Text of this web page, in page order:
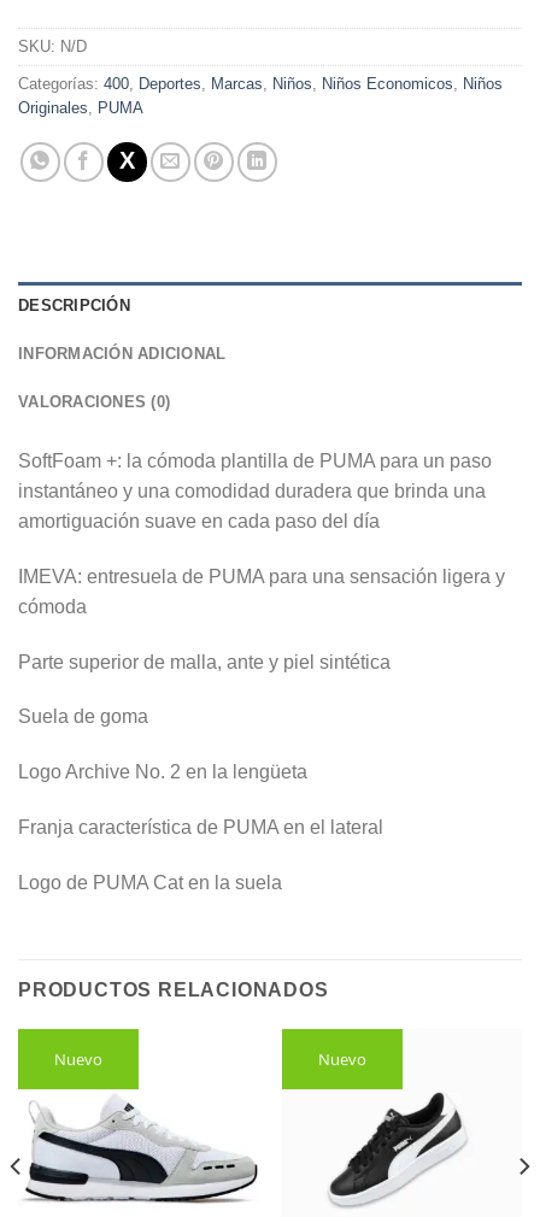
SKU: N/D
Categorías: 400, Deportes, Marcas, Niños, Niños Economicos, Niños
Originales, PUMA
DESCRIPCIÓN
INFORMACIÓN ADICIONAL
VALORACIONES (0)
SoftFoam +: la cómoda plantilla de PUMA para un paso
instantáneo y una comodidad duradera que brinda una
amortiguación suave en cada paso del día
IMEVA: entresuela de PUMA para una sensación ligera y
cómoda
Parte superior de malla, ante y piel sintética
Suela de goma
Logo Archive No. 2 en la lengüeta
Franja característica de PUMA en el lateral
Logo de PUMA Cat en la suela
PRODUCTOS RELACIONADOS
Nuevo Nuevo